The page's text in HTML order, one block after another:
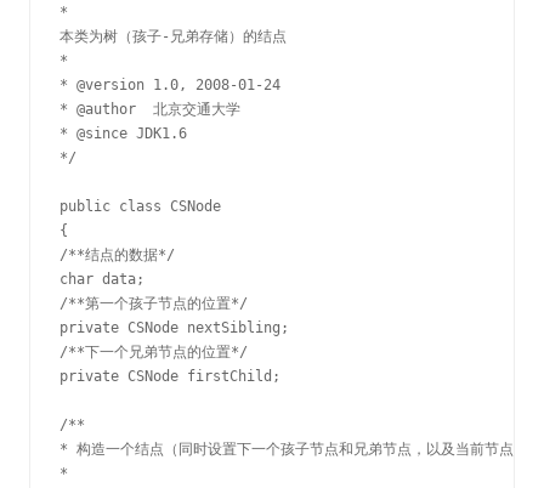
*
本类为树（孩子-兄弟存储）的结点
*
* @version 1.0, 2008-01-24
* @author  北京交通大学
* @since JDK1.6
*/
public class CSNode
{
/**结点的数据*/
char data;
/**第一个孩子节点的位置*/
private CSNode nextSibling;
/**下一个兄弟节点的位置*/
private CSNode firstChild;
/**
* 构造一个结点（同时设置下一个孩子节点和兄弟节点，以及当前节点的
*